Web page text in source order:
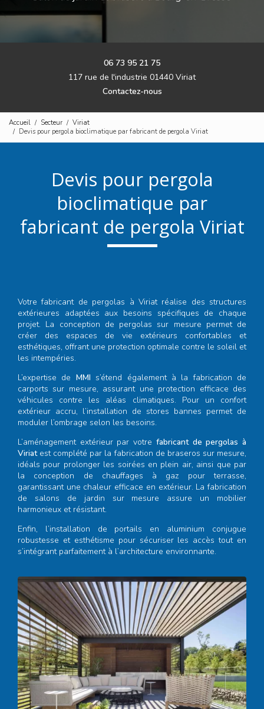
06 73 95 21 75
117 rue de l'industrie 01440 Viriat
Contactez-nous
Accueil Secteur
Viriat
Devis pour pergola bioclimatique par fabricant de pergola Viriat
Devis pour pergola
bioclimatique par
fabricant de pergola Viriat
Votre fabricant de pergolas à Viriatréalise des structures
extérieures adaptées aux besoins spécifiques de chaque
projet. La conception de pergolas sur mesure permet de
créer des espaces de vie extérieurs confortables et
esthétiques, offrant une protection optimale contre le soleil et
les intempéries.
L’expertise de MMIs’étend également à la fabrication de
carports sur mesure, assurant une protection efficace des
véhicules contre les aléas climatiques. Pour un confort
extérieur accru, l’installation de stores bannes permet de
moduler l’ombrage selon les besoins.
L’aménagement extérieur par votre fabricant de pergolas à
Viriat est complété par la fabrication de braseros sur mesure,
idéals pour prolonger les soirées en plein air, ainsi que par
la conception de chauffages à gaz pour terrasse,
garantissant une chaleur efficace en extérieur. La fabrication
de salons de jardin sur mesure assure un mobilier
harmonieux et résistant.
Enfin, l’installation de portails en aluminium conjugue
robustesse et esthétisme pour sécuriser les accès tout en
s’intégrant parfaitement à l’architecture environnante.